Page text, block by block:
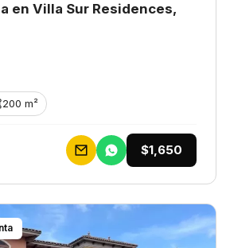
en Villa Sur Residences,
200 m²
$1,650